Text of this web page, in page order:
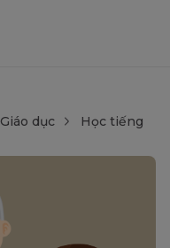
Giáo dục
Học tiếng